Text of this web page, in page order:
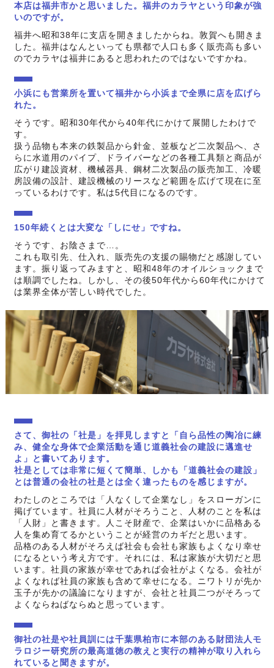
本店は福井市かと思いました。福井のカラヤという印象が強
いのですが。
福井へ昭和38年に支店を開きましたからね。敦賀へも開きま
した。福井はなんといっても県都で人口も多く販売高も多い
のでカラヤは福井にあると思われたのではないですかね。
小浜にも営業所を置いて福井から小浜まで全県に店を広げら
れた。
そうです。昭和30年代から40年代にかけて展開したわけで
す。
扱う品物も本来の鉄製品から針金、並板など二次製品へ、さ
らに水道用のパイプ、ドライバーなどの各種工具類と商品が
広がり建設資材、機械器具、鋼材二次製品の販売加工、冷暖
房設備の設計、建設機械のリースなど範囲を広げて現在に至
っているわけです。私は5代目になるのです。
150年続くとは大変な「しにせ」ですね。
そうです、お陰さまで…。
これも取引先、仕入れ、販売先の支援の賜物だと感謝してい
ます。振り返ってみますと、昭和48年のオイルショックまで
は順調でしたね。しかし、その後50年代から60年代にかけて
は業界全体が苦しい時代でした。
さて、御社の「社是」を拝見しますと「自ら品性の陶冶に練
み、健全な身体で企業活動を通じ道義社会の建設に邁進せ
よ」と書いてあります。
社是としては非常に短くて簡単、しかも「道義社会の建設」
とは普通の会社の社是とは全く違ったものを感じますが。
わたしのところでは「人なくして企業なし」をスローガンに
掲げています。社員に人材がそろうこと、人材のことを私は
「人財」と書きます。人こそ財産で、企業はいかに品格ある
人を集め育てるかということが経営のカギだと思います。
品格のある人材がそろえば社会も会社も家族もよくなり幸せ
になるという考え方です。それには、私は家族が大切だと思
います。社員の家族が幸せであれば会社がよくなる。会社が
よくなれば社員の家族も含めて幸せになる。ニワトリが先か
玉子が先かの議論になりますが、会社と社員二つがそろって
よくならねばならぬと思っています。
御社の社是や社員訓には千葉県柏市に本部のある財団法人モ
ラロジー研究所の最高道徳の教えと実行の精神が取り入れら
れていると聞きますが。